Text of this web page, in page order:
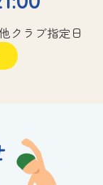
クラブ指定日